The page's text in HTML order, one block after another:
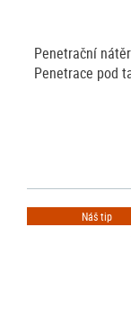
Penetrační
Penetrace pod
Náš tip